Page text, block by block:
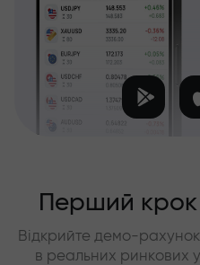
Перший
Відкрийте демо-
в реальних ринкових